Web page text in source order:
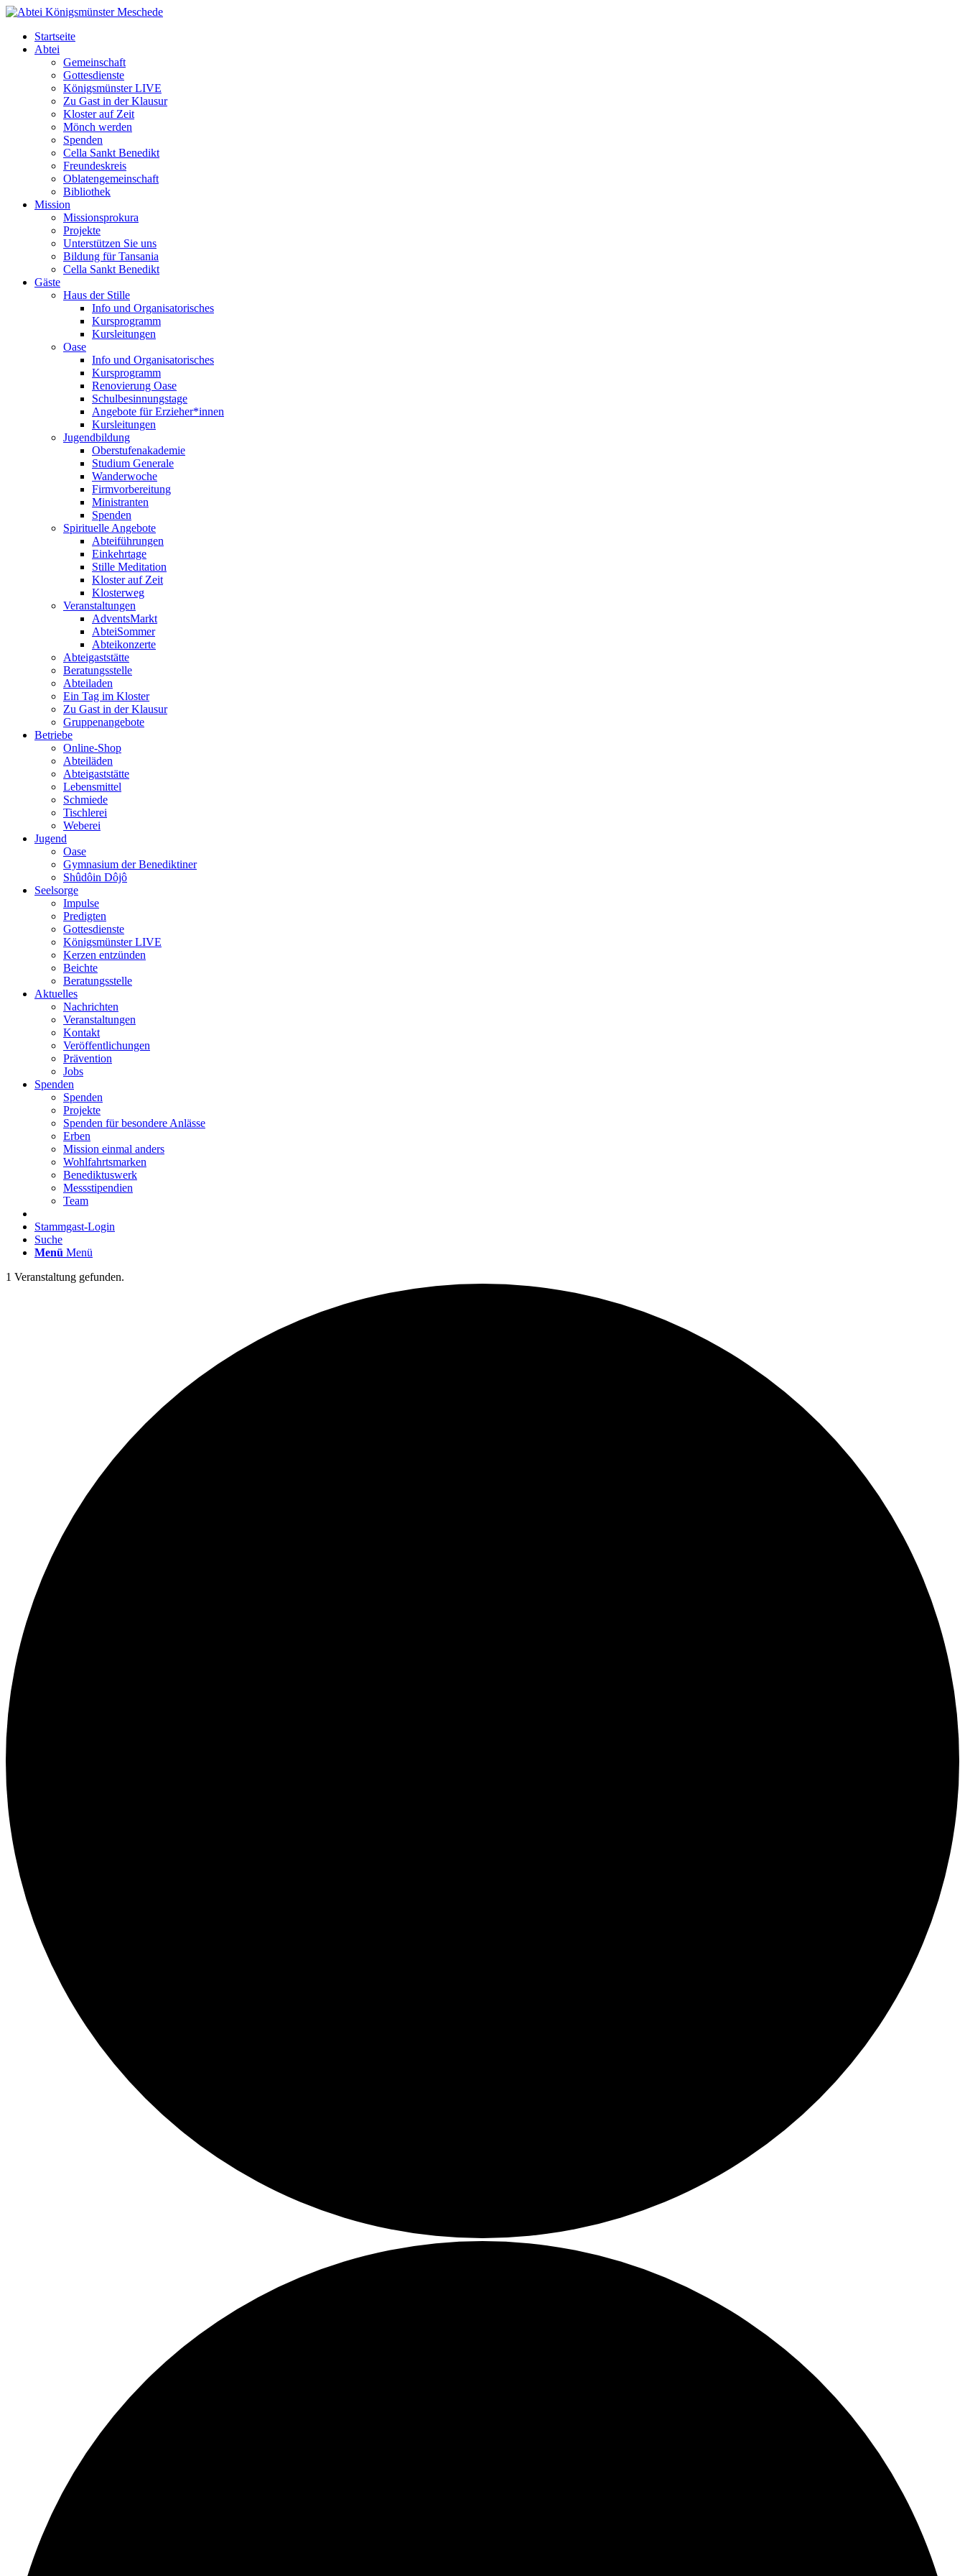
Startseite
Abtei
Gemeinschaft
Gottesdienste
Königsmünster LIVE
Zu Gast in der Klausur
Kloster auf Zeit
Mönch werden
Spenden
Cella Sankt Benedikt
Freundeskreis
Oblatengemeinschaft
Bibliothek
Mission
Missionsprokura
Projekte
Unterstützen Sie uns
Bildung für Tansania
Cella Sankt Benedikt
Gäste
Haus der Stille
Info und Organisatorisches
Kursprogramm
Kursleitungen
Oase
Info und Organisatorisches
Kursprogramm
Renovierung Oase
Schulbesinnungstage
Angebote für Erzieher*innen
Kursleitungen
Jugendbildung
Oberstufenakademie
Studium Generale
Wanderwoche
Firmvorbereitung
Ministranten
Spenden
Spirituelle Angebote
Abteiführungen
Einkehrtage
Stille Meditation
Kloster auf Zeit
Klosterweg
Veranstaltungen
AdventsMarkt
AbteiSommer
Abteikonzerte
Abteigaststätte
Beratungsstelle
Abteiladen
Ein Tag im Kloster
Zu Gast in der Klausur
Gruppenangebote
Betriebe
Online-Shop
Abteiläden
Abteigaststätte
Lebensmittel
Schmiede
Tischlerei
Weberei
Jugend
Oase
Gymnasium der Benediktiner
Shûdôin Dôjô
Seelsorge
Impulse
Predigten
Gottesdienste
Königsmünster LIVE
Kerzen entzünden
Beichte
Beratungsstelle
Aktuelles
Nachrichten
Veranstaltungen
Kontakt
Veröffentlichungen
Prävention
Jobs
Spenden
Spenden
Projekte
Spenden für besondere Anlässe
Erben
Mission einmal anders
Wohlfahrtsmarken
Benediktuswerk
Messstipendien
Team
Stammgast-Login
Suche
Menü Menü
1 Veranstaltung gefunden.